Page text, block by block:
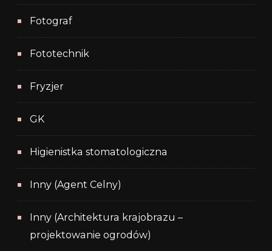
Fotograf
Fototechnik
Fryzjer
GK
Higienistka stomatologiczna
Inny (Agent Celny)
Inny (Architektura krajobrazu –
projektowanie ogrodów)